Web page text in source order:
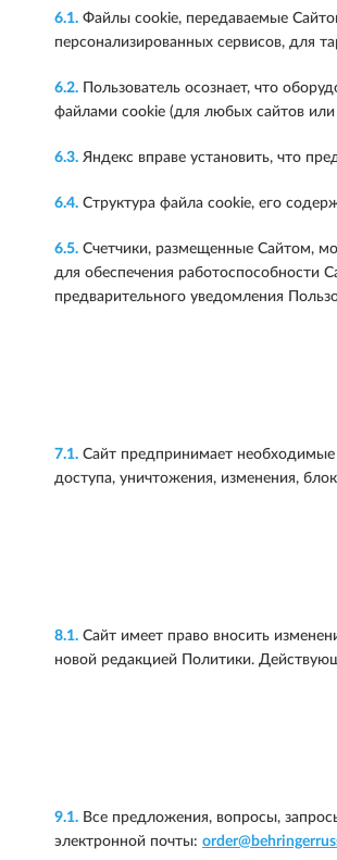
6.1. Файлы cookie, передаваемые
персонализированных сервисов, для
6.2. Пользователь осознает, что
файлами cookie (для любых сайтов или
6.3. Яндекс вправе установить, что
6.4. Структура файла cookie, его
6.5. Счетчики, размещенные Сайтом,
для обеспечения работоспособности
предварительного уведомления
7.1. Сайт предпринимает
доступа, уничтожения, изменения,
8.1. Сайт имеет право вносить
новой редакцией Политики.
9.1. Все предложения, вопросы,
электронной почты: